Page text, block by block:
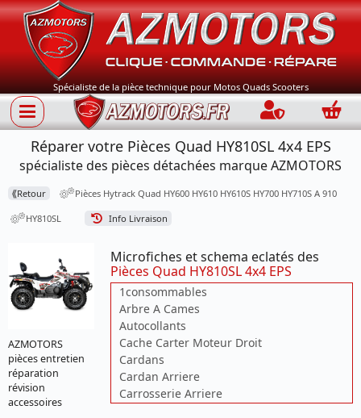
Spécialiste de la pièce technique pour Motos Quads Scooters
Connection
Réparer votre Pièces Quad HY810SL 4x4 EPS
spécialiste des pièces détachées marque AZMOTORS
⟪Retour Pièces Hytrack Quad HY600 HY610 HY610S HY700 HY710S A 910
HY810SL Info Livraison
AZMOTORS
pièces entretien
réparation
révision
accessoires
Microfiches et schema eclatés des
Pièces Quad HY810SL 4x4 EPS
1consommables
Arbre A Cames
Autocollants
Cache Carter Moteur Droit
Cardans
Cardan Arriere
Carrosserie Arriere